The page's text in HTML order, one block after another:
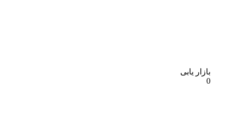
بازار یابی
0